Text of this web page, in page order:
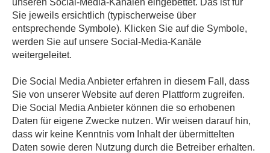
unseren Social-Media-Kanälen eingebettet. Das ist für
Sie jeweils ersichtlich (typischerweise über
entsprechende Symbole). Klicken Sie auf die Symbole,
werden Sie auf unsere Social-Media-Kanäle
weitergeleitet.
Die Social Media Anbieter erfahren in diesem Fall, dass
Sie von unserer Website auf deren Plattform zugreifen.
Die Social Media Anbieter können die so erhobenen
Daten für eigene Zwecke nutzen. Wir weisen darauf hin,
dass wir keine Kenntnis vom Inhalt der übermittelten
Daten sowie deren Nutzung durch die Betreiber erhalten.